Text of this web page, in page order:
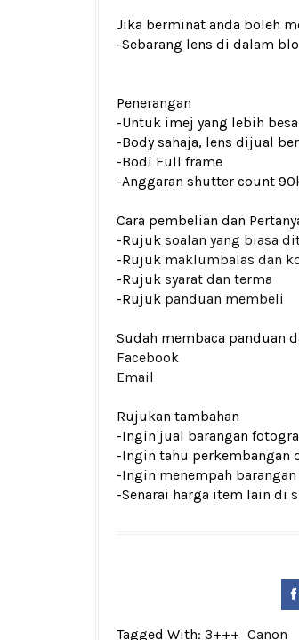
Jika berminat anda boleh
-Sebarang lens di dalam
Penerangan
-Untuk imej yang lebih
-Body sahaja, lens dijual
-Bodi Full frame
-Anggaran shutter count
Cara pembelian dan
-Rujuk soalan yang biasa
-Rujuk maklumbalas dan
-Rujuk syarat dan terma
-Rujuk panduan membeli
Sudah membaca panduan
Facebook
Email
Rujukan tambahan
-Ingin jual barangan
-Ingin tahu perkembangan
-Ingin menempah
-Senarai harga item lain di
Tagged With: 3+++ Canon